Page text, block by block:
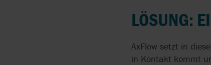
LÖSUNG:
AxFlow setzt in
in Kontakt kommt